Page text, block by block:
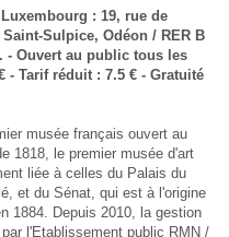
: 19, rue de
Sulpice, Odéon / RER B
- Ouvert au public tous les
- Tarif réduit : 7.5 € - Gratuité
musée français ouvert au
1818, le premier musée d'art
liée à celles du Palais du
et du Sénat, qui est à l'origine
1884. Depuis 2010, la gestion
l'Etablissement public RMN /